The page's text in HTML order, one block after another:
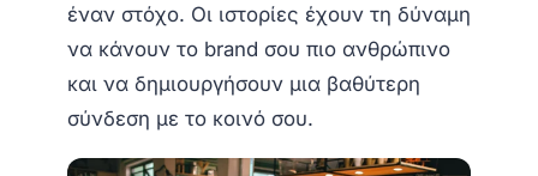
έναν στόχο. Οι ιστορίες έχουν τη δύναμη
να κάνουν το brand σου πιο ανθρώπινο
και να δημιουργήσουν μια βαθύτερη
σύνδεση με το κοινό σου.